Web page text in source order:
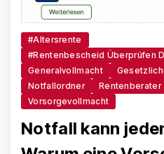
#Altersrente
#Rentenbescheid Überprüfen
Generalvollmacht
Notfallordner
Rentenberater
Vorsorgevollmacht
Notfall kann